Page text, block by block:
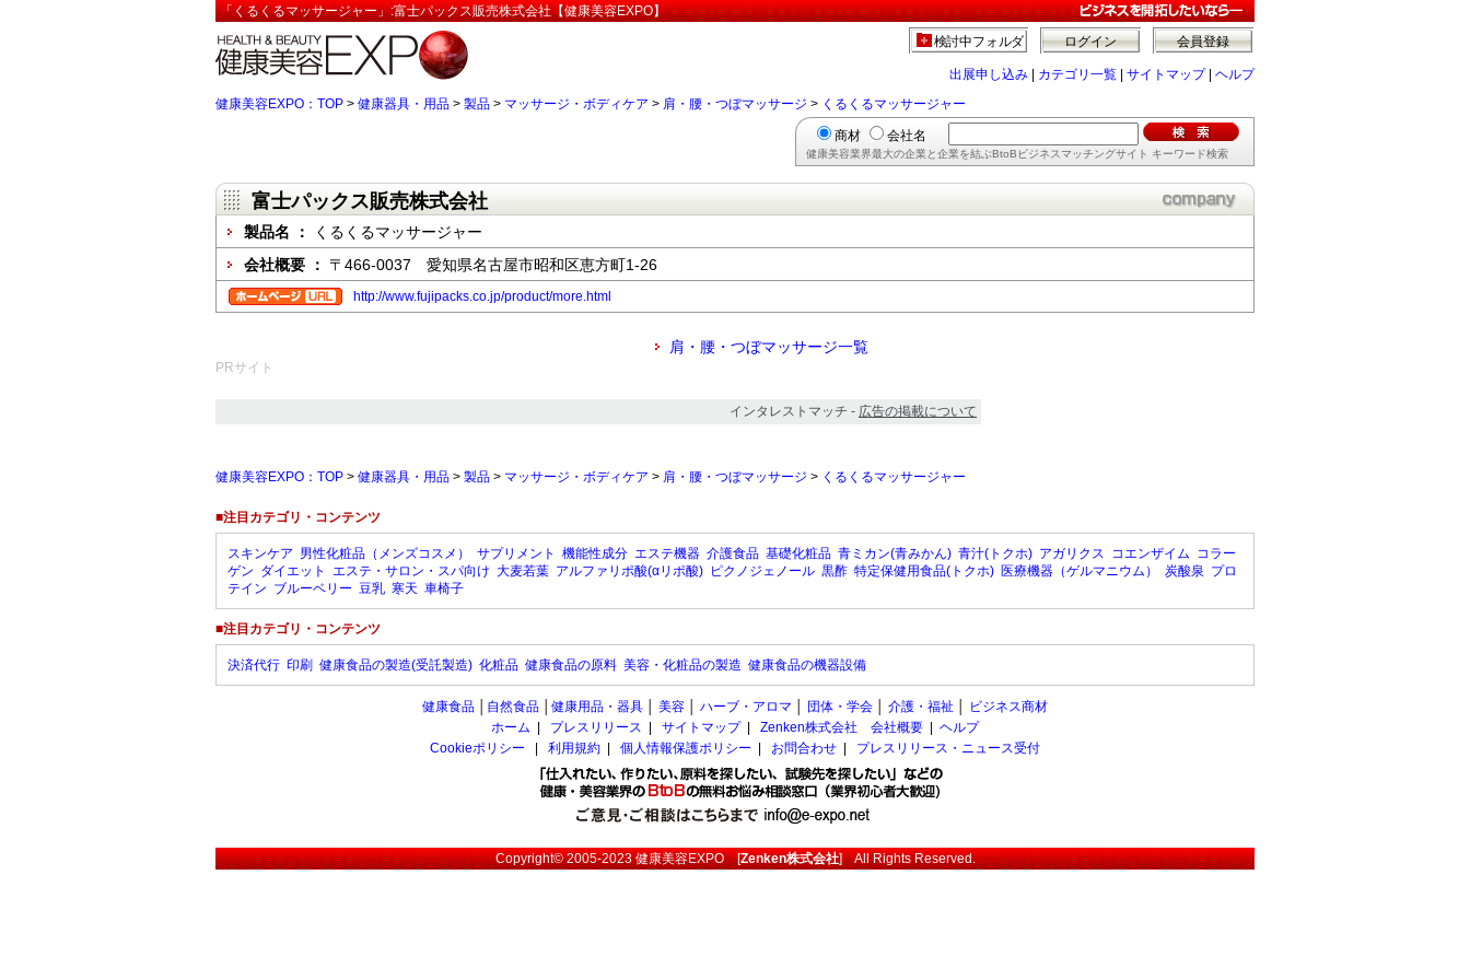
「くるくるマッサージャー」:富士パックス販売株式会社【健康美容EXPO】
会員登録
ログイン
検討中フォルダ
出展申し込み カテゴリ一覧 サイトマップ| ヘルプ
健康美容EXPO：TOP > 健康器具・用品 > 製品 > マッサージ・ボディケア > 肩・腰・つぼマッサージ > くるくるマッサージャー
商材 会社名
健康美容業界最大の企業と企業を結ぶBtoBビジネスマッチングサイト キーワード検索
富士パックス販売株式会社
製品名 ：
くるくるマッサージャー
会社概要 ： 〒466-0037 愛知県名古屋市昭和区恵方町1‐26
http://www.fujipacks.co.jp/product/more.html
肩・腰・つぼマッサージ一覧
PRサイト
インタレストマッチ - 広告の掲載について
健康美容EXPO：TOP > 健康器具・用品 > 製品 > マッサージ・ボディケア > 肩・腰・つぼマッサージ > くるくるマッサージャー
■注目カテゴリ・コンテンツ
スキンケア 男性化粧品（メンズコスメ） サプリメント 機能性成分 エステ機器 介護食品 基礎化粧品 青ミカン(青みかん) 青汁(トクホ) アガリクス コエンザイム コラー
ゲン ダイエット エステ・サロン・スパ向け 大麦若葉 アルファリポ酸(αリポ酸) ピクノジェノール 黒酢 特定保健用食品(トクホ) 医療機器（ゲルマニウム） 炭酸泉 プロ
テイン ブルーベリー 豆乳 寒天 車椅子
■注目カテゴリ・コンテンツ
決済代行 印刷 健康食品の製造(受託製造) 化粧品 健康食品の原料 美容・化粧品の製造 健康食品の機器設備
健康食品 自然食品 健康用品・器具 美容 ハーブ・アロマ 団体・学会 介護・福祉
ビジネス商材
ホーム
プレスリリース サイトマップ| Zenken株式会社 会社概要
ヘルプ
Cookieポリシー
利用規約 個人情報保護ポリシー お問合わせ プレスリリース・ニュース受付
Copyright© 2005-2023健康美容EXPO[Zenken株式会社] All Rights Reserved.